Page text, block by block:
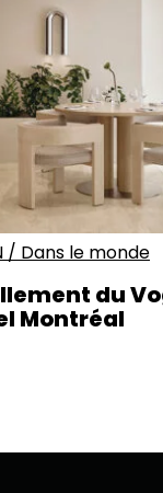
/ Dans le monde
du
Montréal